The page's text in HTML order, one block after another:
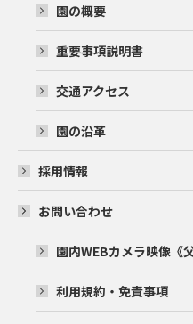
園の概要
重要事項説明書
交通アクセス
園の沿革
採用情報
お問い合わせ
園内WEBカメラ映像《
利用規約・免責事項